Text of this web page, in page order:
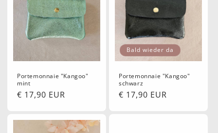
Portemonnaie "Kangoo"
mint
Normaler
€ 17,90 EUR
Bald wieder da
Portemonnaie "Kangoo"
schwarz
Normaler
€ 17,90 EUR